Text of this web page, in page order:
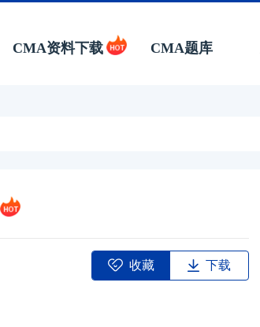
CMA资料下载 CMA题库
收藏 下载